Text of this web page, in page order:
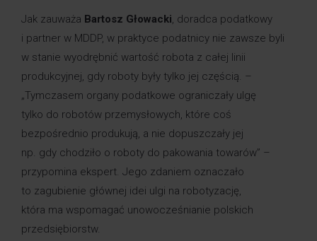
Jak zauważa Bartosz Głowacki, doradca podatkowy
i partner w MDDP, w praktyce podatnicy nie zawsze byli
w stanie wyodrębnić wartość robota z całej linii
produkcyjnej, gdy roboty były tylko jej częścią. –
„Tymczasem organy podatkowe ograniczały ulgę
tylko do robotów przemysłowych, które coś
bezpośrednio produkują, a nie dopuszczały jej
np. gdy chodziło o roboty do pakowania towarów” –
przypomina ekspert. Jego zdaniem oznaczało
to zagubienie głównej idei ulgi na robotyzację,
która ma wspomagać unowocześnianie polskich
przedsiębiorstw.